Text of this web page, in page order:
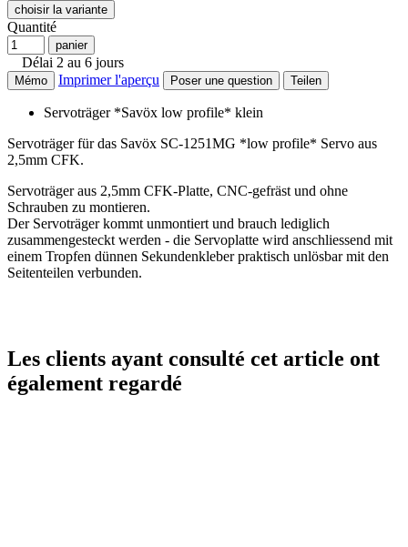
choisir la variante
Quantité
panier
Délai 2 au 6 jours
Mémo Imprimer l'aperçu Poser une question Teilen
Servoträger *Savöx low profile* klein
Servoträger für das Savöx SC-1251MG *low profile* Servo aus
2,5mm CFK.
Servoträger aus 2,5mm CFK-Platte, CNC-gefräst und ohne
Schrauben zu montieren.
Der Servoträger kommt unmontiert und brauch lediglich
zusammengesteckt werden - die Servoplatte wird anschliessend mit
einem Tropfen dünnen Sekundenkleber praktisch unlösbar mit den
Seitenteilen verbunden.
Les clients ayant consulté cet article ont
également regardé